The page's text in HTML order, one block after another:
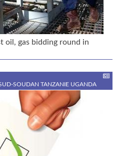
oil, gas bidding round in
SOUDAN TANZANIE UGANDA